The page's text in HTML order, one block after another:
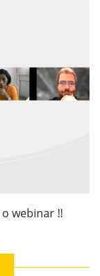
o webinar !!